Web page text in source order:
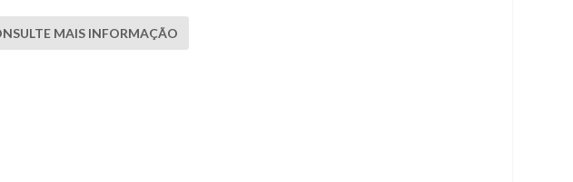
MAIS INFORMAÇÃO